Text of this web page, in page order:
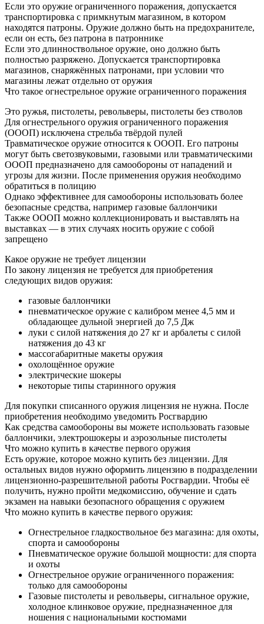
Если это оружие ограниченного поражения, допускается
транспортировка с примкнутым магазином, в котором
находятся патроны. Оружие должно быть на предохранителе,
если он есть, без патрона в патроннике
Если это длинноствольное оружие, оно должно быть
полностью разряжено. Допускается транспортировка
магазинов, снаряжённых патронами, при условии что
магазины лежат отдельно от оружия
Что такое огнестрельное оружие ограниченного поражения
Это ружья, пистолеты, револьверы, пистолеты без стволов
Для огнестрельного оружия ограниченного поражения
(ОООП) исключена стрельба твёрдой пулей
Травматическое оружие относится к ОООП. Его патроны
могут быть светозвуковыми, газовыми или травматическими
ОООП предназначено для самообороны от нападений и
угрозы для жизни. После применения оружия необходимо
обратиться в полицию
Однако эффективнее для самообороны использовать более
безопасные средства, например газовые баллончики
Также ОООП можно коллекционировать и выставлять на
выставках — в этих случаях носить оружие с собой
запрещено
Какое оружие не требует лицензии
По закону лицензия не требуется для приобретения
следующих видов оружия:
газовые баллончики
пневматическое оружие с калибром менее 4,5 мм и
обладающее дульной энергией до 7,5 Дж
луки с силой натяжения до 27 кг и арбалеты с силой
натяжения до 43 кг
массогабаритные макеты оружия
охолощённое оружие
электрические шокеры
некоторые типы старинного оружия
Для покупки списанного оружия лицензия не нужна. После
приобретения необходимо уведомить Росгвардию
Как средства самообороны вы можете использовать газовые
баллончики, электрошокеры и аэрозольные пистолеты
Что можно купить в качестве первого оружия
Есть оружие, которое можно купить без лицензии. Для
остальных видов нужно оформить лицензию в подразделении
лицензионно-разрешительной работы Росгвардии. Чтобы её
получить, нужно пройти медкомиссию, обучение и сдать
экзамен на навыки безопасного обращения с оружием
Что можно купить в качестве первого оружия:
Огнестрельное гладкоствольное без магазина: для охоты,
спорта и самообороны
Пневматическое оружие большой мощности: для спорта
и охоты
Огнестрельное оружие ограниченного поражения:
только для самообороны
Газовые пистолеты и револьверы, сигнальное оружие,
холодное клинковое оружие, предназначенное для
ношения с национальными костюмами